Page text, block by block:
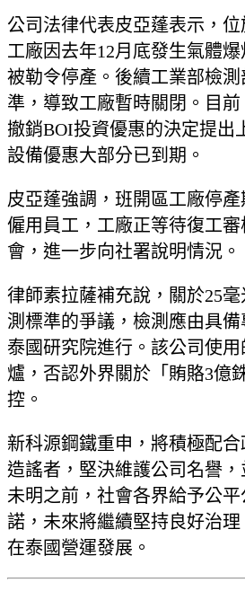
公司法律代表皮亞蓬表示，
工廠因去年12月底發生氣體
被勒令停產。後續工業部檢
準，導致工廠暫時關閉。目
撤銷BOI投資優惠的決定提出
設備優惠大部分已到期。
皮亞蓬強調，班開區工廠停
僱用員工，工廠正等待復工
會，進一步向社署說明情況。
律師素拉薩補充說，關於25
測標準的爭議，檢測應由具
泰國研究院進行。該公司使
爐，否認外界關於「賄賂3億
控。
新科源鋼鐵重申，將積極配
造謠者，堅決維護公司名譽，
未明之前，社會各界給予公
諾，未來將繼續堅持良好治
在泰國營運發展。